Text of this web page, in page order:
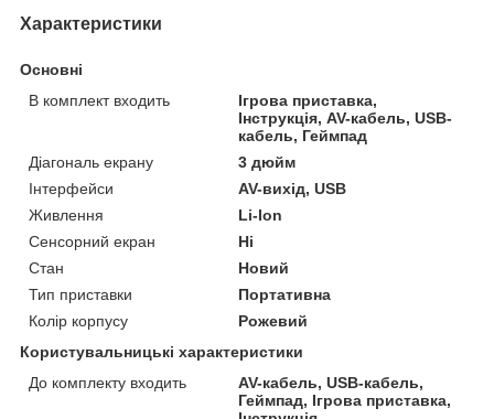
Характеристики
Основні
В комплект входить
Ігрова приставка,
Інструкція, AV-кабель, USB-
кабель, Геймпад
Діагональ екрану
3 дюйм
Інтерфейси
AV-вихід, USB
Живлення
Li-Ion
Сенсорний екран
Ні
Стан
Новий
Тип приставки
Портативна
Колір корпусу
Рожевий
Користувальницькі характеристики
До комплекту входить
AV-кабель, USB-кабель,
Геймпад, Ігрова приставка,